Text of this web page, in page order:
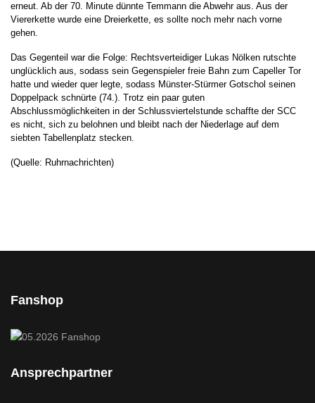
erneut. Ab der 70. Minute dünnte Temmann die Abwehr aus. Aus der
Viererkette wurde eine Dreierkette, es sollte noch mehr nach vorne
gehen.
Das Gegenteil war die Folge: Rechtsverteidiger Lukas Nölken rutschte
unglücklich aus, sodass sein Gegenspieler freie Bahn zum Capeller Tor
hatte und wieder quer legte, sodass Münster-Stürmer Gotschol seinen
Doppelpack schnürte (74.). Trotz ein paar guten
Abschlussmöglichkeiten in der Schlussviertelstunde schaffte der SCC
es nicht, sich zu belohnen und bleibt nach der Niederlage auf dem
siebten Tabellenplatz stecken.
(Quelle: Ruhrnachrichten)
Fanshop
Ansprechpartner